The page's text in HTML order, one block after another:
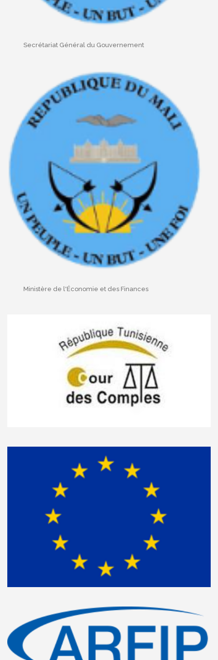
Secrétariat Général du Gouvernement
Ministère de l'Économie et des Finances